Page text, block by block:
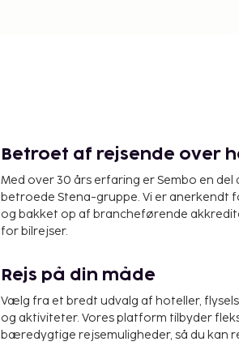
Betroet af rejsende over
Med over 30 års erfaring er Sembo en del
betroede Stena-gruppe. Vi er anerkendt
og bakket op af brancheførende
for bilrejser.
Rejs på din måde
Vælg fra et bredt udvalg af hoteller,
og aktiviteter. Vores platform tilbyder
bæredygtige rejsemuligheder, så du kan